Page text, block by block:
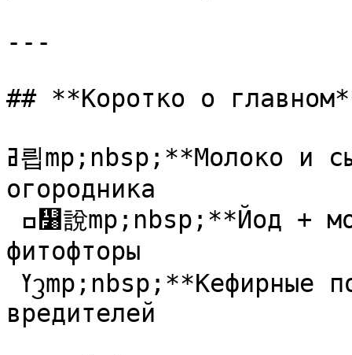
---
## **Коротко о
ߥ릡mp;nbsp;**Молоко и сыворотка** — лучшие друзья
огородника
фитофторы
вредителей